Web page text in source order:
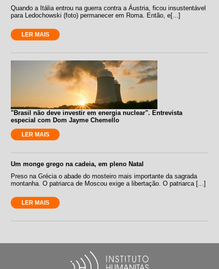
Quando a Itália entrou na guerra contra a Áustria, ficou insustentável
para Ledochowski (foto) permanecer em Roma. Então, e[...]
LER MAIS
"Brasil não deve investir em energia nuclear". Entrevista
especial com Dom Jayme Chemello
LER MAIS
Um monge grego na cadeia, em pleno Natal
Preso na Grécia o abade do mosteiro mais importante da sagrada
montanha. O patriarca de Moscou exige a libertação. O patriarca [...]
LER MAIS